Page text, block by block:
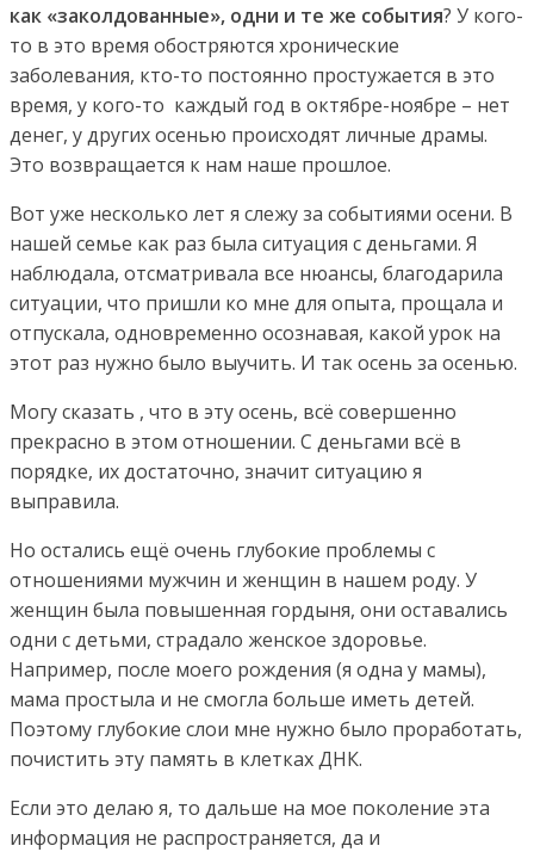
как «заколдованные», одни и те же события? У кого-
то в это время обостряются хронические
заболевания, кто-то постоянно простужается в это
время, у кого-то каждый год в октябре-ноябре – нет
денег, у других осенью происходят личные драмы.
Это возвращается к нам наше прошлое.
Вот уже несколько лет я слежу за событиями осени. В
нашей семье как раз была ситуация с деньгами. Я
наблюдала, отсматривала все нюансы, благодарила
ситуации, что пришли ко мне для опыта, прощала и
отпускала, одновременно осознавая, какой урок на
этот раз нужно было выучить. И так осень за осенью.
Могу сказать , что в эту осень, всё совершенно
прекрасно в этом отношении. С деньгами всё в
порядке, их достаточно, значит ситуацию я
выправила.
Но остались ещё очень глубокие проблемы с
отношениями мужчин и женщин в нашем роду. У
женщин была повышенная гордыня, они оставались
одни с детьми, страдало женское здоровье.
Например, после моего рождения (я одна у мамы),
мама простыла и не смогла больше иметь детей.
Поэтому глубокие слои мне нужно было проработать,
почистить эту память в клетках ДНК.
Если это делаю я, то дальше на мое поколение эта
информация не распространяется, да и